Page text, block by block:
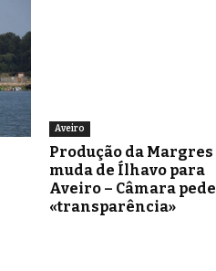
Aveiro
Produção da Margres
muda de Ílhavo para
Aveiro – Câmara pede
«transparência»